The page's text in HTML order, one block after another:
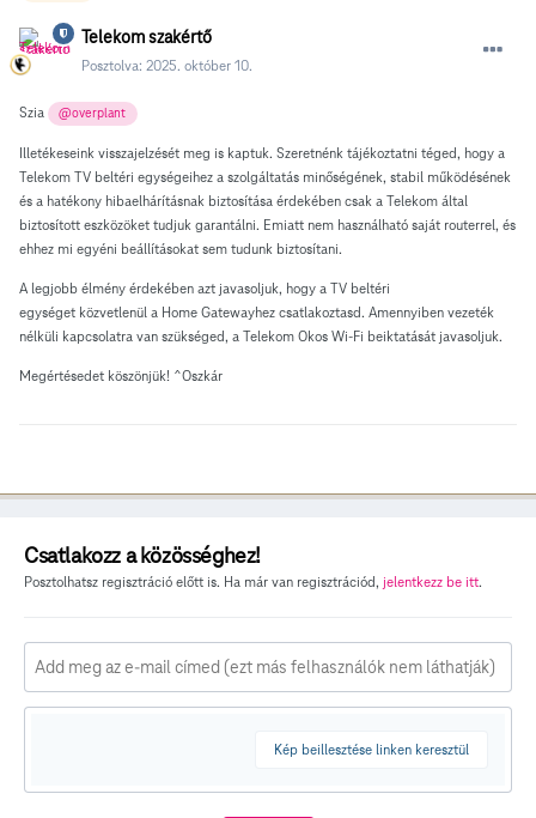
Telekom szakértő
Posztolva: 2025. október 10.
Szia @overplant
Illetékeseink visszajelzését meg is kaptuk. Szeretnénk tájékoztatni téged, hogy a
Telekom TV beltéri egységeihez a szolgáltatás minőségének, stabil működésének
és a hatékony hibaelhárításnak biztosítása érdekében csak a Telekom által
biztosított eszközöket tudjuk garantálni. Emiatt nem használható saját routerrel, és
ehhez mi egyéni beállításokat sem tudunk biztosítani.
A legjobb élmény érdekében azt javasoljuk, hogy a TV beltéri
egységet közvetlenül a Home Gatewayhez csatlakoztasd. Amennyiben vezeték
nélküli kapcsolatra van szükséged, a Telekom Okos Wi-Fi beiktatását javasoljuk.
Megértésedet köszönjük! ^Oszkár
Csatlakozz a közösséghez!
Posztolhatsz regisztráció előtt is. Ha már van regisztrációd, jelentkezz be itt.
Kép beillesztése linken keresztül